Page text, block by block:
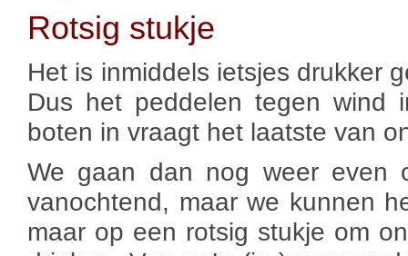
Rotsig stukje
Het is inmiddels ietsjes drukker
Dus het peddelen tegen
boten in vraagt het laatste van
We gaan dan nog weer even
vanochtend, maar we kunnen
maar op een rotsig stukje om